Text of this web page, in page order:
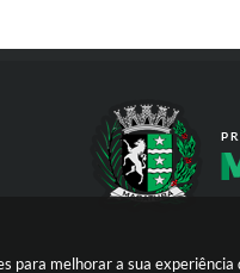
para melhorar a sua